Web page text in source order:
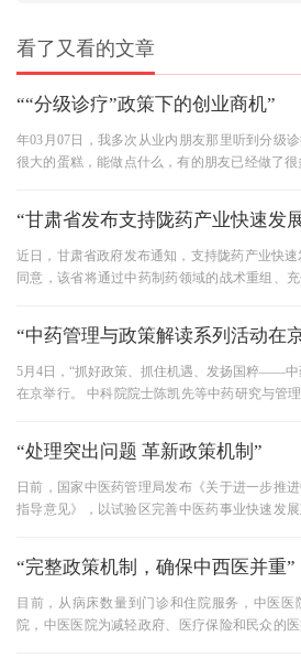
看了又看的文章
““分级诊疗”政策下的创业商机”
年03月07日，我多次从业内朋友那里听到分级
很大的蛋糕，能做点什么，有的朋友已经做了
“甘肃省发布支持陇药产业快速发
近日，甘肃省政府发布通知，支持陇药产业快
同意，该省将通过中药制药领域的战术重组、
“中药管理与政策解读系列活动在
5月4日，“抓好政策、抓住机遇、发扬国粹——中
在京举行。 中科院院士陈凯先等中药研究与管
“处理突出问题 革新政策机制”
日前，国家中医药管理局发布《关于进一步推
指导意见》，以试验区完善中医药事业快速发
“完整政策机制，确保中西医并重”
目前，从病床数量到门诊和住院服务，中医
院，中医医院为减轻政府、医疗保险和民众的